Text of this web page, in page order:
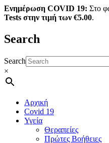
Ενημέρωση COVID 19: Στο
Tests στην τιμή των €5.00.
Search
Search
×
Αρχική
Covid 19
Υγεία
Θεραπείες
Πρώτες Βοήθειες